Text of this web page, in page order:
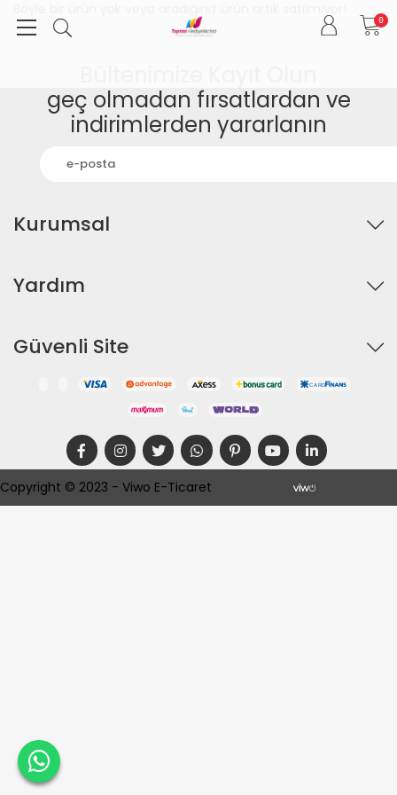
0
geç olmadan fırsatlardan ve
indirimlerden yararlanın
Kurumsal
Yardım
Güvenli Site
Copyright © 2023 - Viwo E-Ticaret